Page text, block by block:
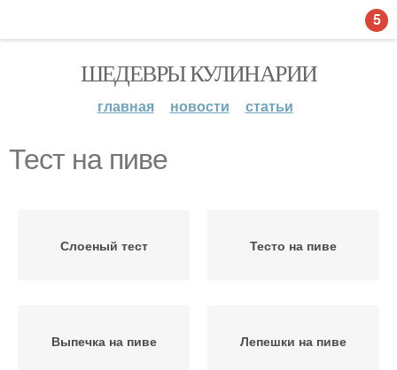
ШЕДЕВРЫ КУЛИНАРИИ
главная новости статьи
Тест на пиве
Слоеный тест Тесто на пиве
Выпечка на пиве Лепешки на пиве
5